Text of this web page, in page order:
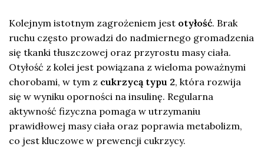
Kolejnym istotnym zagrożeniem jest otyłość. Brak
ruchu często prowadzi do nadmiernego gromadzenia
się tkanki tłuszczowej oraz przyrostu masy ciała.
Otyłość z kolei jest powiązana z wieloma poważnymi
chorobami, w tym z cukrzycą typu 2, która rozwija
się w wyniku oporności na insulinę. Regularna
aktywność fizyczna pomaga w utrzymaniu
prawidłowej masy ciała oraz poprawia metabolizm,
co jest kluczowe w prewencji cukrzycy.